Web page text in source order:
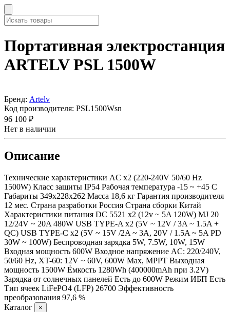
Портативная электростанция
ARTELV PSL 1500W
Бренд: Artelv
Код производителя: PSL1500Wsn
96 100 ₽
Нет в наличии
Описание
Технические характеристики AC x2 (220-240V 50/60 Hz
1500W) Класс защиты IP54 Рабочая температура -15 ~ +45 C
Габариты 349x228x262 Масса 18,6 кг Гарантия производителя
12 мес. Страна разработки Россия Страна сборки Китай
Характеристики питания DC 5521 x2 (12v ~ 5A 120W) MJ 20
12/24V ~ 20A 480W USB TYPE-A x2 (5V ~ 12V / 3A ~ 1.5A +
QC) USB TYPE-C x2 (5V ~ 15V /2A ~ 3A, 20V / 1.5A ~ 5A PD
30W ~ 100W) Беспроводная зарядка 5W, 7.5W, 10W, 15W
Входная мощность 600W Входное напряжение AC: 220/240V,
50/60 Hz, XT-60: 12V ~ 60V, 600W Max, MPPT Выходная
мощность 1500W Ёмкость 1280Wh (400000mAh при 3.2V)
Зарядка от солнечных панелей Есть до 600W Режим ИБП Есть
Тип ячеек LiFePO4 (LFP) 26700 Эффективность
преобразования 97,6 %
Каталог
×